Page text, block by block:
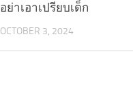
อย่าเอาเปรียบเด็ก
OCTOBER 3, 2024